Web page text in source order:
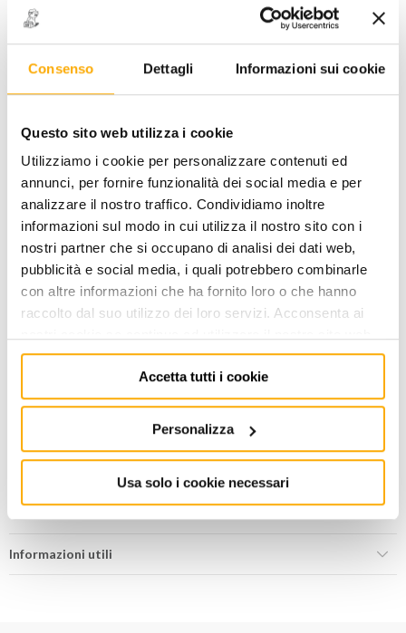
Consenso Dettagli Informazioni sui cookie
Questo sito web utilizza i cookie
Utilizziamo i cookie per personalizzare contenuti ed
annunci, per fornire funzionalità dei social media e per
analizzare il nostro traffico. Condividiamo inoltre
informazioni sul modo in cui utilizza il nostro sito con i
nostri partner che si occupano di analisi dei dati web,
pubblicità e social media, i quali potrebbero combinarle
con altre informazioni che ha fornito loro o che hanno
raccolto dal suo utilizzo dei loro servizi. Acconsenta ai
Accetta tutti i cookie
Personalizza
Usa solo i cookie necessari
26x2 PASSO FINE
CODICE: 0620502620
Maggiori dettagli
ACCEDI per visualizzare i prezzi a te riservati!
PREZZO INTERNET
€23,00
Disponibile -3 PZ
AGGIUNGI AL CARRELLO
Aggiungi alla lista dei
Condividi
Informazioni utili